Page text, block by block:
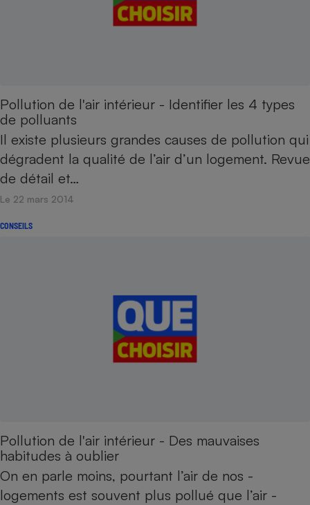
Pollution de l'air intérieur - Identifier les 4 types
de polluants
Il existe plusieurs grandes causes de pollution qui
dégradent la qualité de l’air d’un logement. Revue
de détail et…
Le 22 mars 2014
CONSEILS
Pollution de l'air intérieur - Des mauvaises
habitudes à oublier
On en parle moins, ­pourtant l’air de nos ­
logements est souvent plus pollué que l’air ­